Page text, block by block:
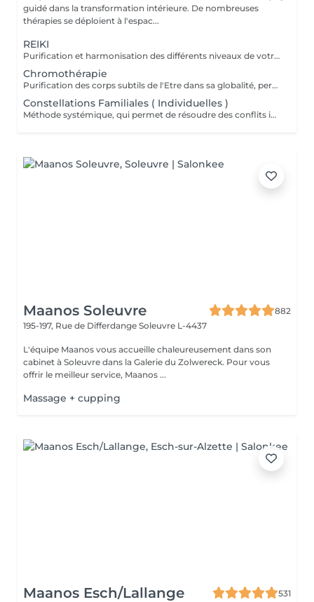
guidé dans la transformation intérieure. De nombreuses
thérapies se déploient à l'espac...
REIKI
Purification et harmonisation des différents niveaux de votre être physique, émotionnel, mental et spirituel.
Chromothérapie
Purification des corps subtils de l'Etre dans sa globalité, permet une meilleure connexion à soi, une relaxation intense, un meilleur ancrage et une clarté d'esprit...
Constellations Familiales ( Individuelles )
Méthode systémique, qui permet de résoudre des conflits intérieurs ou familiaux
Maanos Soleuvre
882
195-197, Rue de Differdange Soleuvre L-4437
L'équipe Maanos vous accueille chaleureusement dans son
cabinet à Soleuvre dans la Galerie du Zolwereck. Pour vous
offrir le meilleur service, Maanos ...
Massage + cupping
Maanos Esch/Lallange
531